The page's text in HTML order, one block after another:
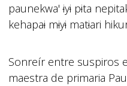
paunekwa'iyipita
kehapaimiyimatiari
Sonreír entre suspiros
maestra de primaria